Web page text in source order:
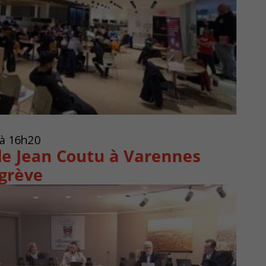
16h20
Jean Coutu à Varennes